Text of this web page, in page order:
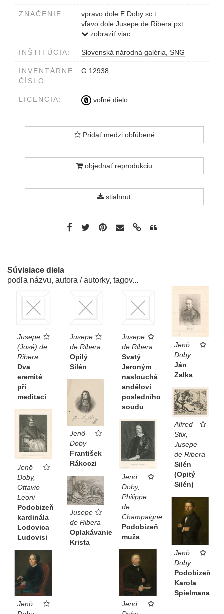
ZNAČENIE:
vpravo dole E.Doby sc.t
vľavo dole Jusepe de Ribera pxt
v strede MARTYRIUM DES HEIL.
úplne vľavo dole Druck & Verlag der
úplne vpravo dole Vervielfältigung
zobraziť viac
INŠTITÚCIA: Slovenská národná galéria, SNG
INVENTÁRNE
ČÍSLO:
G 12938
LICENCIA: voľné dielo
Pridať medzi obľúbené
objednať reprodukciu
stiahnuť
Súvisiace diela
podľa názvu, autora / autorky, tagov...
Jusepe
(José) de
Ribera
Dva
eremité
při
meditaci
Jusepe
de Ribera
Opilý
Silén
Jusepe
de Ribera
Svatý
Jeroným
naslouchá
andělovi
posledního
soudu
Jenö
Doby
Ján
Zalka
Jenö
Doby
František
Rákoczi
Alfred
Stix,
Jusepe
de Ribera
Silén
(Opitý
Silén)
Jenö
Doby,
Ottavio
Leoni
Podobizeň
kardinála
Lodovica
Ludovisi
Jenö
Doby,
Philippe
de
Champaigne
Podobizeň
muža
Jusepe
de Ribera
Oplakávanie
Krista
Jenö
Doby
Podobizeň
Karola
Spielmana
Jenö
Jenö